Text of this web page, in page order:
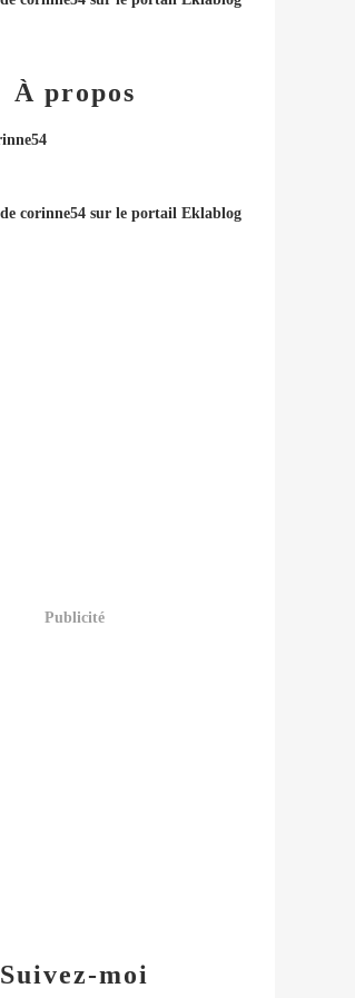
Suivez-moi
À propos
corinne54sur le portail Eklablog
Publicité